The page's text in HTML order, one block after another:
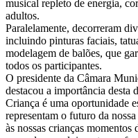
musical repleto de energia,
adultos.
Paralelamente, decorreram
incluindo pinturas faciais,
modelagem de balões, que
todos os participantes.
O presidente da Câmara
destacou a importância
Criança é uma oportunidade
representam o futuro da
às nossas crianças